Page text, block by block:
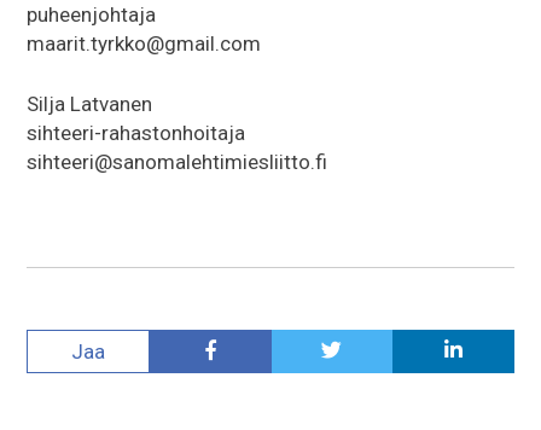
puheenjohtaja
maarit.tyrkko@gmail.com
Silja Latvanen
sihteeri-rahastonhoitaja
sihteeri@sanomalehtimiesliitto.fi
Jaa